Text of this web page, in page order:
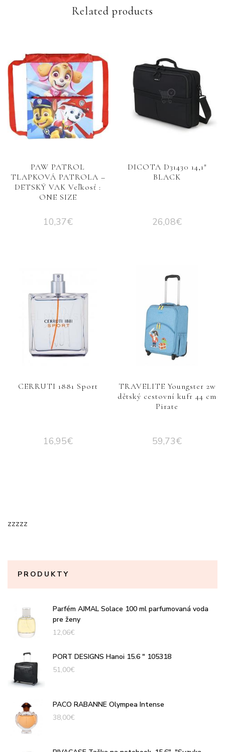
Related products
PAW PATROL
TLAPKOVÁ PATROLA –
DETSKÝ VAK Veľkosť :
ONE SIZE
10,37€
DICOTA D31430 14,1″
BLACK
26,08€
CERRUTI 1881 Sport
16,95€
TRAVELITE Youngster 2w
dětský cestovní kufr 44 cm
Pirate
59,73€
zzzzz
PRODUKTY
Parfém AJMAL Solace 100 ml parfumovaná voda
pre ženy
12,06€
PORT DESIGNS Hanoi 15.6 " 105318
51,00€
PACO RABANNE Olympea Intense
38,00€